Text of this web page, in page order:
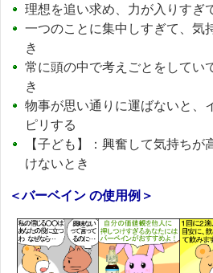
理想を追い求め、力が入りすぎ
一つのことに集中しすぎて、気
き
常に頭の中で考えごとをしてい
き
物事が思い通りに運ばないと、
ピリする
【子ども】：興奮して気持ち
けないとき
＜バーベイン の使用例＞